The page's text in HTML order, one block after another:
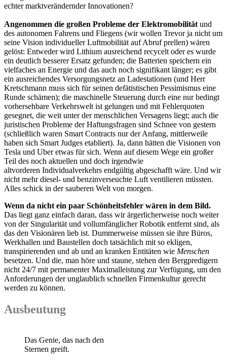
echter marktverändernder Innovationen?
Angenommen die großen Probleme der Elektromobilität und
des autonomen Fahrens und Fliegens (wir wollen Trevor ja nicht um
seine Vision individueller Luftmobilität auf Abruf prellen) wären
gelöst: Entweder wird Lithium ausreichend recycelt oder es wurde
ein deutlich besserer Ersatz gefunden; die Batterien speichern ein
vielfaches an Energie und das auch noch signifikant länger; es gibt
ein ausreichendes Versorgungsnetz an Ladestationen (und Herr
Kretschmann muss sich für seinen defätistischen Pessimismus eine
Runde schämen); die maschinelle Steuerung durch eine nur bedingt
vorhersehbare Verkehrswelt ist gelungen und mit Fehlerquoten
gesegnet, die weit unter der menschlichen Versagens liegt; auch die
juristischen Probleme der Haftungsfragen sind Schnee von gestern
(schließlich waren Smart Contracts nur der Anfang, mittlerweile
haben sich Smart Judges etabliert). Ja, dann hätten die Visionen von
Tesla und Uber etwas für sich. Wenn auf diesem Wege ein großer
Teil des noch aktuellen und doch irgendwie
altvorderen Individualverkehrs endgültig abgeschafft wäre. Und wir
nicht mehr diesel- und benzinverseuchte Luft ventilieren müssten.
Alles schick in der sauberen Welt von morgen.
Wenn da nicht ein paar Schönheitsfehler wären in dem Bild.
Das liegt ganz einfach daran, dass wir ärgerlicherweise noch weiter
von der Singularität und vollumfänglicher Robotik entfernt sind, als
das den Visionären lieb ist. Dummerweise müssen sie ihre Büros,
Werkhallen und Baustellen doch tatsächlich mit so ekligen,
transpirierenden und ab und an kranken Entitäten wie Menschen
besetzen. Und die, man höre und staune, stehen den Bergpredigern
nicht 24/7 mit permanenter Maximalleistung zur Verfügung, um den
Anforderungen der unglaublich schnellen Firmenkultur gerecht
werden zu können.
Ausbeutung
Das Genie, das nach den
Sternen greift.